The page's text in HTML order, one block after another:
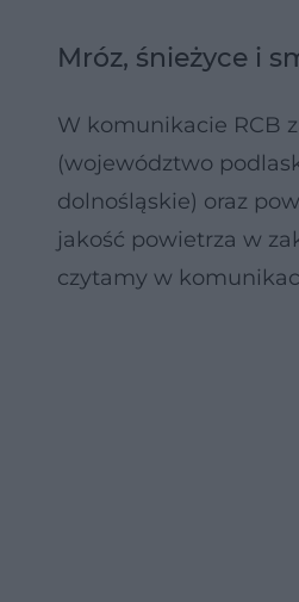
Mróz, śnieżyce i
W komunikacie RCB
(województwo
dolnośląskie) oraz
jakość powietrza w
czytamy w